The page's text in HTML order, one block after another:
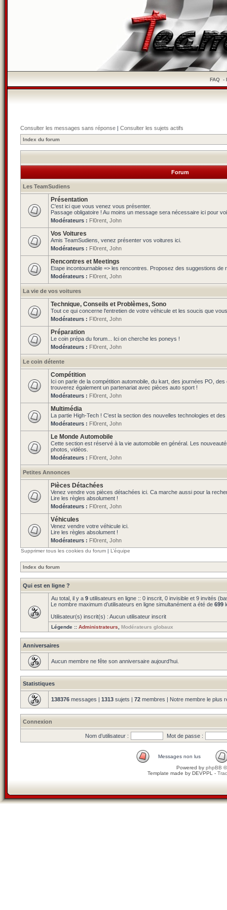
FAQ-
Consulter les messages sans réponse | Consulter les sujets actifs
Index du forum
Forum
Les TeamSudiens
Présentation
C'est ici que vous venez vous présenter.
Passage obligatoire ! Au moins un message sera nécessaire ici pour
Modérateurs : Fl0rent John
Vos Voitures
Amis TeamSudiens, venez présenter vos voitures ici.
Modérateurs : Fl0rent John
Rencontres et Meetings
Etape incontournable => les rencontres. Proposez des suggestions de
Modérateurs : Fl0rent John
La vie de vos voitures
Technique, Conseils et Problèmes, Sono
Tout ce qui concerne l'entretien de votre véhicule et les soucis que
Modérateurs : Fl0rent John
Préparation
Le coin prépa du forum... Ici on cherche les poneys !
Modérateurs : Fl0rent John
Le coin détente
Compétition
Ici on parle de la compétition automobile, du kart, des journées PO,
trouverez également un partenariat avec pièces auto sport !
Modérateurs : Fl0rent John
Multimédia
La partie High-Tech ! C'est la section des nouvelles technologies et
Modérateurs : Fl0rent John
Le Monde Automobile
Cette section est réservé à la vie automobile en général. Les
photos, vidéos.
Modérateurs : Fl0rent John
Petites Annonces
Pièces Détachées
Venez vendre vos pièces détachées ici. Ca marche aussi pour la
Lire les règles absolument !
Modérateurs : Fl0rent John
Véhicules
Venez vendre votre véhicule ici.
Lire les règles absolument !
Modérateurs : Fl0rent John
Supprimer tous les cookies du forum | L’équipe
Index du forum
Qui est en ligne ?
Au total, il y a 9 utilisateurs en ligne :: 0 inscrit, 0 invisible et 9 invités
Le nombre maximum d’utilisateurs en ligne simultanément a été de 699
Utilisateur(s) inscrit(s) : Aucun utilisateur inscrit
Légende :: Administrateurs Modérateurs globaux
Anniversaires
Aucun membre ne fête son anniversaire aujourd’hui.
Statistiques
138376 messages | 1313 sujets | 72 membres | Notre membre le plus
Connexion
Nom d’utilisateur : Mot de passe :
Messages non lus
Powered by phpBB
Template made by DEVPPL -